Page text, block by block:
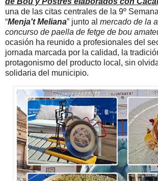
una de las citas centrales de la 9º
“Menja't Meliana” junto al mercado de la
concurso de paella de fetge de bou
ocasión ha reunido a profesionales del
jornada marcada por la calidad, la
protagonismo del producto local, sin
solidaria del municipio.